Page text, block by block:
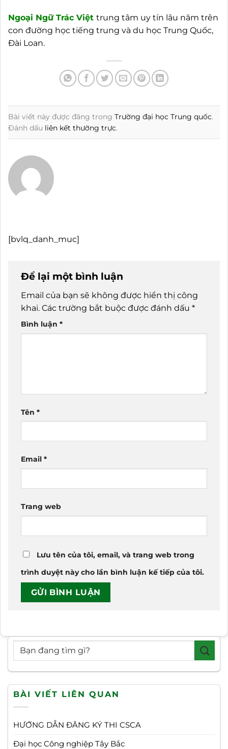
Ngoại Ngữ Trác Việt trung tâm uy tín lâu năm trên
con đường học tiếng trung và du học Trung Quốc,
Đài Loan.
Bài viết này được đăng trong Trường đại học Trung quốc.
Đánh dấu liên kết thường trực.
[bvlq_danh_muc]
Để lại một bình luận
Email của bạn sẽ không được hiển thị công
khai. Các trường bắt buộc được đánh dấu *
Bình luận *
Tên *
Email *
Trang web
Lưu tên của tôi, email, và trang web trong
trình duyệt này cho lần bình luận kế tiếp của tôi.
BÀI VIẾT LIÊN QUAN
HƯỚNG DẪN ĐĂNG KÝ THI CSCA
Đại học Công nghiệp Tây Bắc